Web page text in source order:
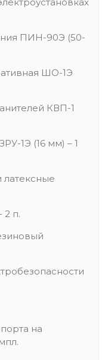
ПИН-90Э (50-
ШО-1Э
КВП-1
1Э (16 мм) – 1
латексные
2 п.
на